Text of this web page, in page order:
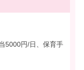
5000円/日、保育手